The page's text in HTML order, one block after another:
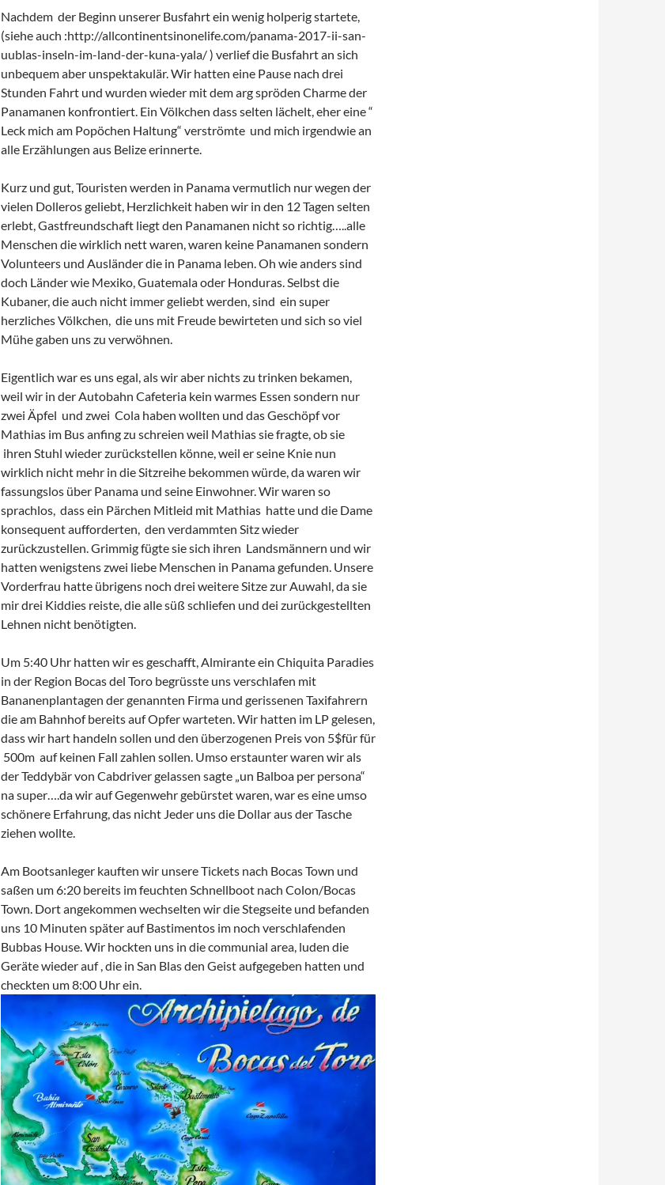
Nachdem der Beginn unserer Busfahrt ein wenig holperig startete,
(siehe auch :http://allcontinentsinonelife.com/panama-2017-ii-san-
uublas-inseln-im-land-der-kuna-yala/ ) verlief die Busfahrt an sich
unbequem aber unspektakulär. Wir hatten eine Pause nach drei
Stunden Fahrt und wurden wieder mit dem arg spröden Charme der
Panamanen konfrontiert. Ein Völkchen dass selten lächelt, eher eine “
Leck mich am Popöchen Haltung“ verströmte und mich irgendwie an
alle Erzählungen aus Belize erinnerte.
Kurz und gut, Touristen werden in Panama vermutlich nur wegen der
vielen Dolleros geliebt, Herzlichkeit haben wir in den 12 Tagen selten
erlebt, Gastfreundschaft liegt den Panamanen nicht so richtig…..alle
Menschen die wirklich nett waren, waren keine Panamanen sondern
Volunteers und Ausländer die in Panama leben. Oh wie anders sind
doch Länder wie Mexiko, Guatemala oder Honduras. Selbst die
Kubaner, die auch nicht immer geliebt werden, sind ein super
herzliches Völkchen, die uns mit Freude bewirteten und sich so viel
Mühe gaben uns zu verwöhnen.
Eigentlich war es uns egal, als wir aber nichts zu trinken bekamen,
weil wir in der Autobahn Cafeteria kein warmes Essen sondern nur
zwei Äpfel und zwei Cola haben wollten und das Geschöpf vor
Mathias im Bus anfing zu schreien weil Mathias sie fragte, ob sie
ihren Stuhl wieder zurückstellen könne, weil er seine Knie nun
wirklich nicht mehr in die Sitzreihe bekommen würde, da waren wir
fassungslos über Panama und seine Einwohner. Wir waren so
sprachlos, dass ein Pärchen Mitleid mit Mathias hatte und die Dame
konsequent aufforderten, den verdammten Sitz wieder
zurückzustellen. Grimmig fügte sie sich ihren Landsmännern und wir
hatten wenigstens zwei liebe Menschen in Panama gefunden. Unsere
Vorderfrau hatte übrigens noch drei weitere Sitze zur Auwahl, da sie
mir drei Kiddies reiste, die alle süß schliefen und dei zurückgestellten
Lehnen nicht benötigten.
Um 5:40 Uhr hatten wir es geschafft, Almirante ein Chiquita Paradies
in der Region Bocas del Toro begrüsste uns verschlafen mit
Bananenplantagen der genannten Firma und gerissenen Taxifahrern
die am Bahnhof bereits auf Opfer warteten. Wir hatten im LP gelesen,
dass wir hart handeln sollen und den überzogenen Preis von 5$für für
500m auf keinen Fall zahlen sollen. Umso erstaunter waren wir als
der Teddybär von Cabdriver gelassen sagte „un Balboa per persona“
na super….da wir auf Gegenwehr gebürstet waren, war es eine umso
schönere Erfahrung, das nicht Jeder uns die Dollar aus der Tasche
ziehen wollte.
Am Bootsanleger kauften wir unsere Tickets nach Bocas Town und
saßen um 6:20 bereits im feuchten Schnellboot nach Colon/Bocas
Town. Dort angekommen wechselten wir die Stegseite und befanden
uns 10 Minuten später auf Bastimentos im noch verschlafenden
Bubbas House. Wir hockten uns in die communial area, luden die
Geräte wieder auf , die in San Blas den Geist aufgegeben hatten und
checkten um 8:00 Uhr ein.